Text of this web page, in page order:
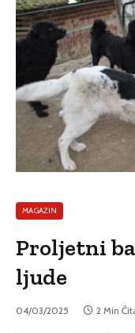
MAGAZIN
Proljetni
ljude
04/03/2025 2 Min